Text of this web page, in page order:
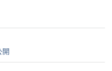
開